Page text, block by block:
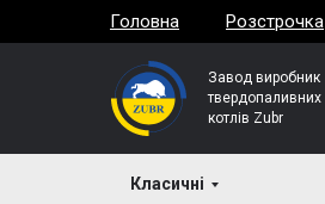
Розстрочка
Головна
Завод виробник
твердопаливних
котлів Zubr
Класичні